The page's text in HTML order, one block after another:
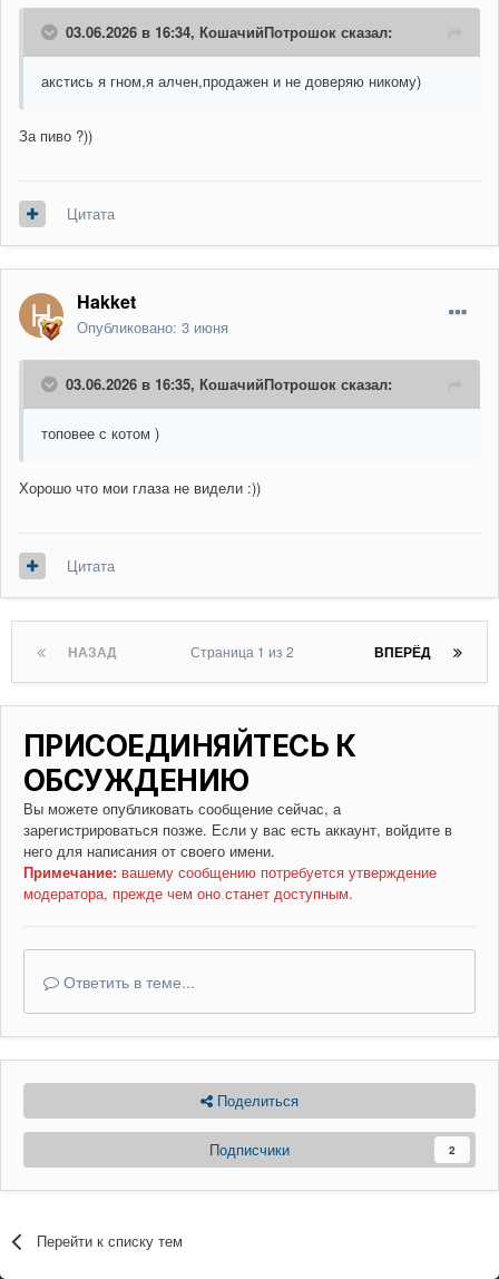
03.06.2026 в 16:34, КошачийПотрошок сказал:
акстись я гном,я алчен,продажен и не доверяю никому)
За пиво ?))
Цитата
Hakket
Опубликовано: 3 июня
03.06.2026 в 16:35, КошачийПотрошок сказал:
топовее с котом )
Хорошо что мои глаза не видели :))
Цитата
НАЗАД ВПЕРЁД
Страница 1 из 2
ПРИСОЕДИНЯЙТЕСЬ К
ОБСУЖДЕНИЮ
Вы можете опубликовать сообщение сейчас, а
зарегистрироваться позже. Если у вас есть аккаунт, войдите в
него для написания от своего имени.
Примечание: вашему сообщению потребуется утверждение
модератора, прежде чем оно станет доступным.
Ответить в теме...
Поделиться
Подписчики 2
Перейти к списку тем